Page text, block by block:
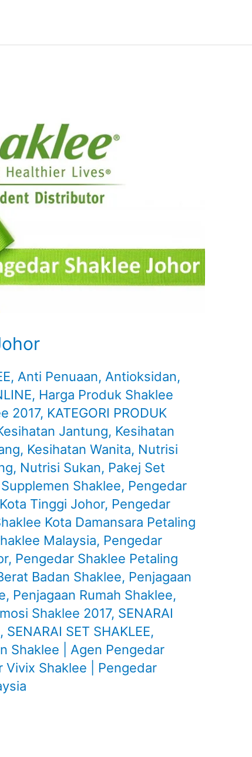
, Anti Penuaan, Antioksidan,
, Harga Produk Shaklee
2017, KATEGORI PRODUK
Jantung, Kesihatan
, Kesihatan Wanita, Nutrisi
, Nutrisi Sukan, Pakej Set
Shaklee, Pengedar
Tinggi Johor, Pengedar
Kota Damansara Petaling
Malaysia, Pengedar
, Pengedar Shaklee Petaling
Badan Shaklee, Penjagaan
, Penjagaan Rumah Shaklee,
Shaklee 2017, SENARAI
, SENARAI SET SHAKLEE,
Shaklee | Agen Pengedar
Vivix Shaklee | Pengedar